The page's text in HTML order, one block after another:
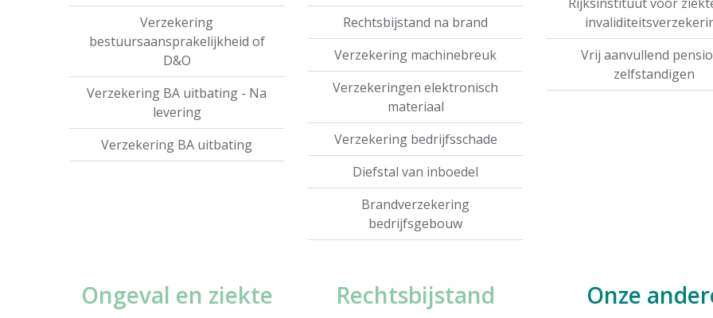
Verzekering
bestuursaansprakelijkheid of
D&O
Verzekering BA uitbating - Na
levering
Verzekering BA uitbating
Rechtsbijstand na brand
Verzekering machinebreuk
Verzekeringen elektronisch
materiaal
Verzekering bedrijfsschade
Diefstal van inboedel
Brandverzekering
bedrijfsgebouw
Vrij aanvullend
zelfstandigen
Ongeval en ziekte Rechtsbijstand
Onze